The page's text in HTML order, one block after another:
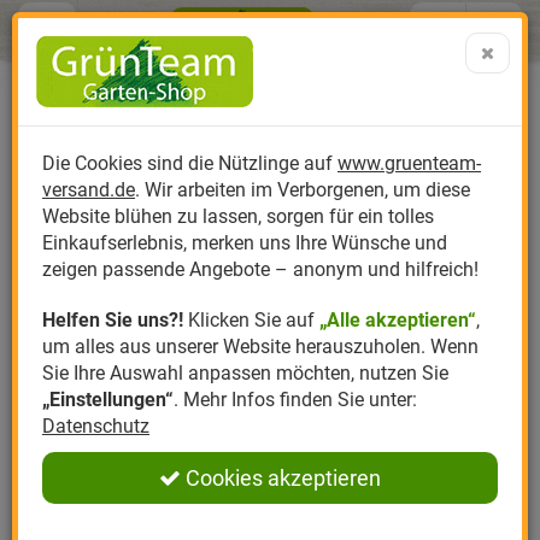
Produktkatalog
Anzucht
Dünger
Erde
Kompost
Pflanzenstärkung
Nützlinge Nützlinge gegen
Nützlingsarten
Nützlingsförderung
Nützlingszubehör
Hersteller
Biplantol
Felco
Gloria
Greenfield
Romberg
Themenwelt
Gemüsegarten
Rasen
Rosen
Ziergarten
Kräutergarten
Ratgeber
Aktuelle Themen
Schädlinge aktuell
Angebote
Sparsets / Set-
Angebote
0 ARTIKEL IM WARENKORB
Ergebnisse () Fertig
Menü Search
lattuga Saatgut Erfahrungen &
Meinungen
0
Einloggen und Bewertung schreiben
0 Bewertungen
0 Bewertungen
0 Bewertungen
Die Cookies sind die Nützlinge auf www.gruenteam-
versand.de. Wir arbeiten im Verborgenen, um diese
Website blühen zu lassen, sorgen für ein tolles
Einkaufserlebnis, merken uns Ihre Wünsche und
zeigen passende Angebote – anonym und hilfreich!
Helfen Sie uns?! Klicken Sie auf „Alle akzeptieren“,
um alles aus unserer Website herauszuholen. Wenn
Sie Ihre Auswahl anpassen möchten, nutzen Sie
„Einstellungen“. Mehr Infos finden Sie unter:
Datenschutz
Cookies akzeptieren